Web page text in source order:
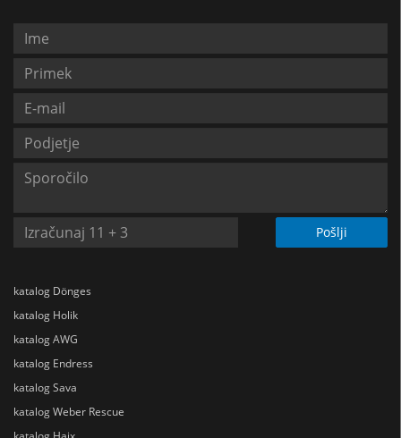
Pošlji
katalog Dönges
katalog Holik
katalog AWG
katalog Endress
katalog Sava
katalog Weber Rescue